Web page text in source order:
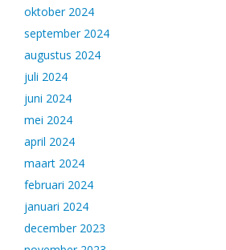
oktober 2024
september 2024
augustus 2024
juli 2024
juni 2024
mei 2024
april 2024
maart 2024
februari 2024
januari 2024
december 2023